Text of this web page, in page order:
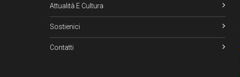
Attualità E Cultura
Sostienici
Contatti